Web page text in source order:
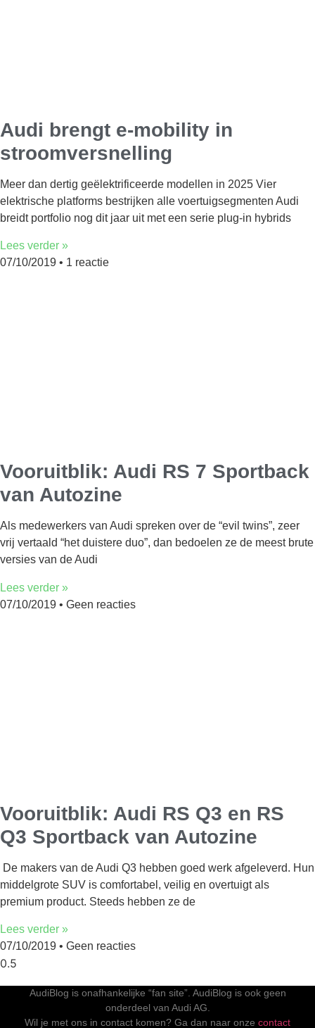
Audi brengt e-mobility in
stroomversnelling
Meer dan dertig geëlektrificeerde modellen in 2025 Vier
elektrische platforms bestrijken alle voertuigsegmenten Audi
breidt portfolio nog dit jaar uit met een serie plug-in hybrids
Lees verder »
07/10/2019
1 reactie
Vooruitblik: Audi RS 7 Sportback
van Autozine
Als medewerkers van Audi spreken over de “evil twins”, zeer
vrij vertaald “het duistere duo”, dan bedoelen ze de meest brute
versies van de Audi
Lees verder »
07/10/2019
Geen reacties
Vooruitblik: Audi RS Q3 en RS
Q3 Sportback van Autozine
De makers van de Audi Q3 hebben goed werk afgeleverd. Hun
middelgrote SUV is comfortabel, veilig en overtuigt als
premium product. Steeds hebben ze de
Lees verder »
07/10/2019
Geen reacties
AudiBlog is onafhankelijke “fan site”. AudiBlog is ook geen
onderdeel van Audi AG.
Wil je met ons in contact komen? Ga dan naar onze contact